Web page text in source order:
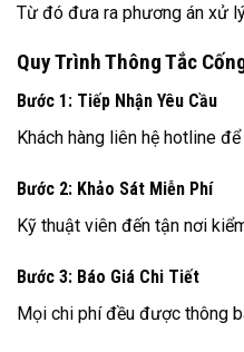
Từ đó đưa ra phương án xử
Quy Trình Thông Tắc
Bước 1: Tiếp Nhận Yêu Cầu
Khách hàng liên hệ hotline
Bước 2: Khảo Sát Miễn Phí
Kỹ thuật viên đến tận nơi
Bước 3: Báo Giá Chi Tiết
Mọi chi phí đều được thông